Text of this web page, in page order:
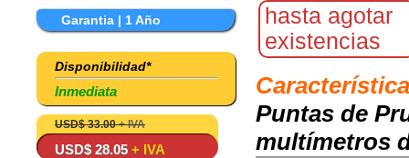
Garantia | 1 Año
Disponibilidad*
Inmediata
USD$ 33.00+ IVA
USD$ 28.05 + IVA
hasta agotar
existencias
Puntas de
multímetros